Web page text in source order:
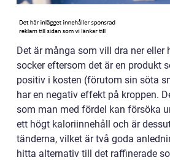
Det är många som vill dra ner eller
socker eftersom det är en produkt
positiv i kosten (förutom sin söta
har en negativ effekt på kroppen.
som man med fördel kan försöka
ett högt kaloriinnehåll och är
tänderna, vilket är två goda
hitta alternativ till det raffinerade